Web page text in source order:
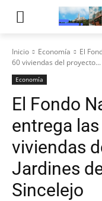
Inicio Economía
El
60 viviendas del proyecto...
Economía
El Fondo
entrega
viviendas
Jardines
Sincelejo